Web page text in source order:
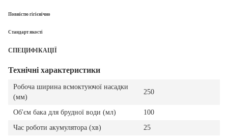
Повністю гігієнічно
Стандарт якості
СПЕЦИФІКАЦІЇ
Технічні характеристики
Робоча ширина всмоктуючої насадки
(мм)
250
Об'єм бака для брудної води (мл)
100
Час роботи акумулятора (хв)
25